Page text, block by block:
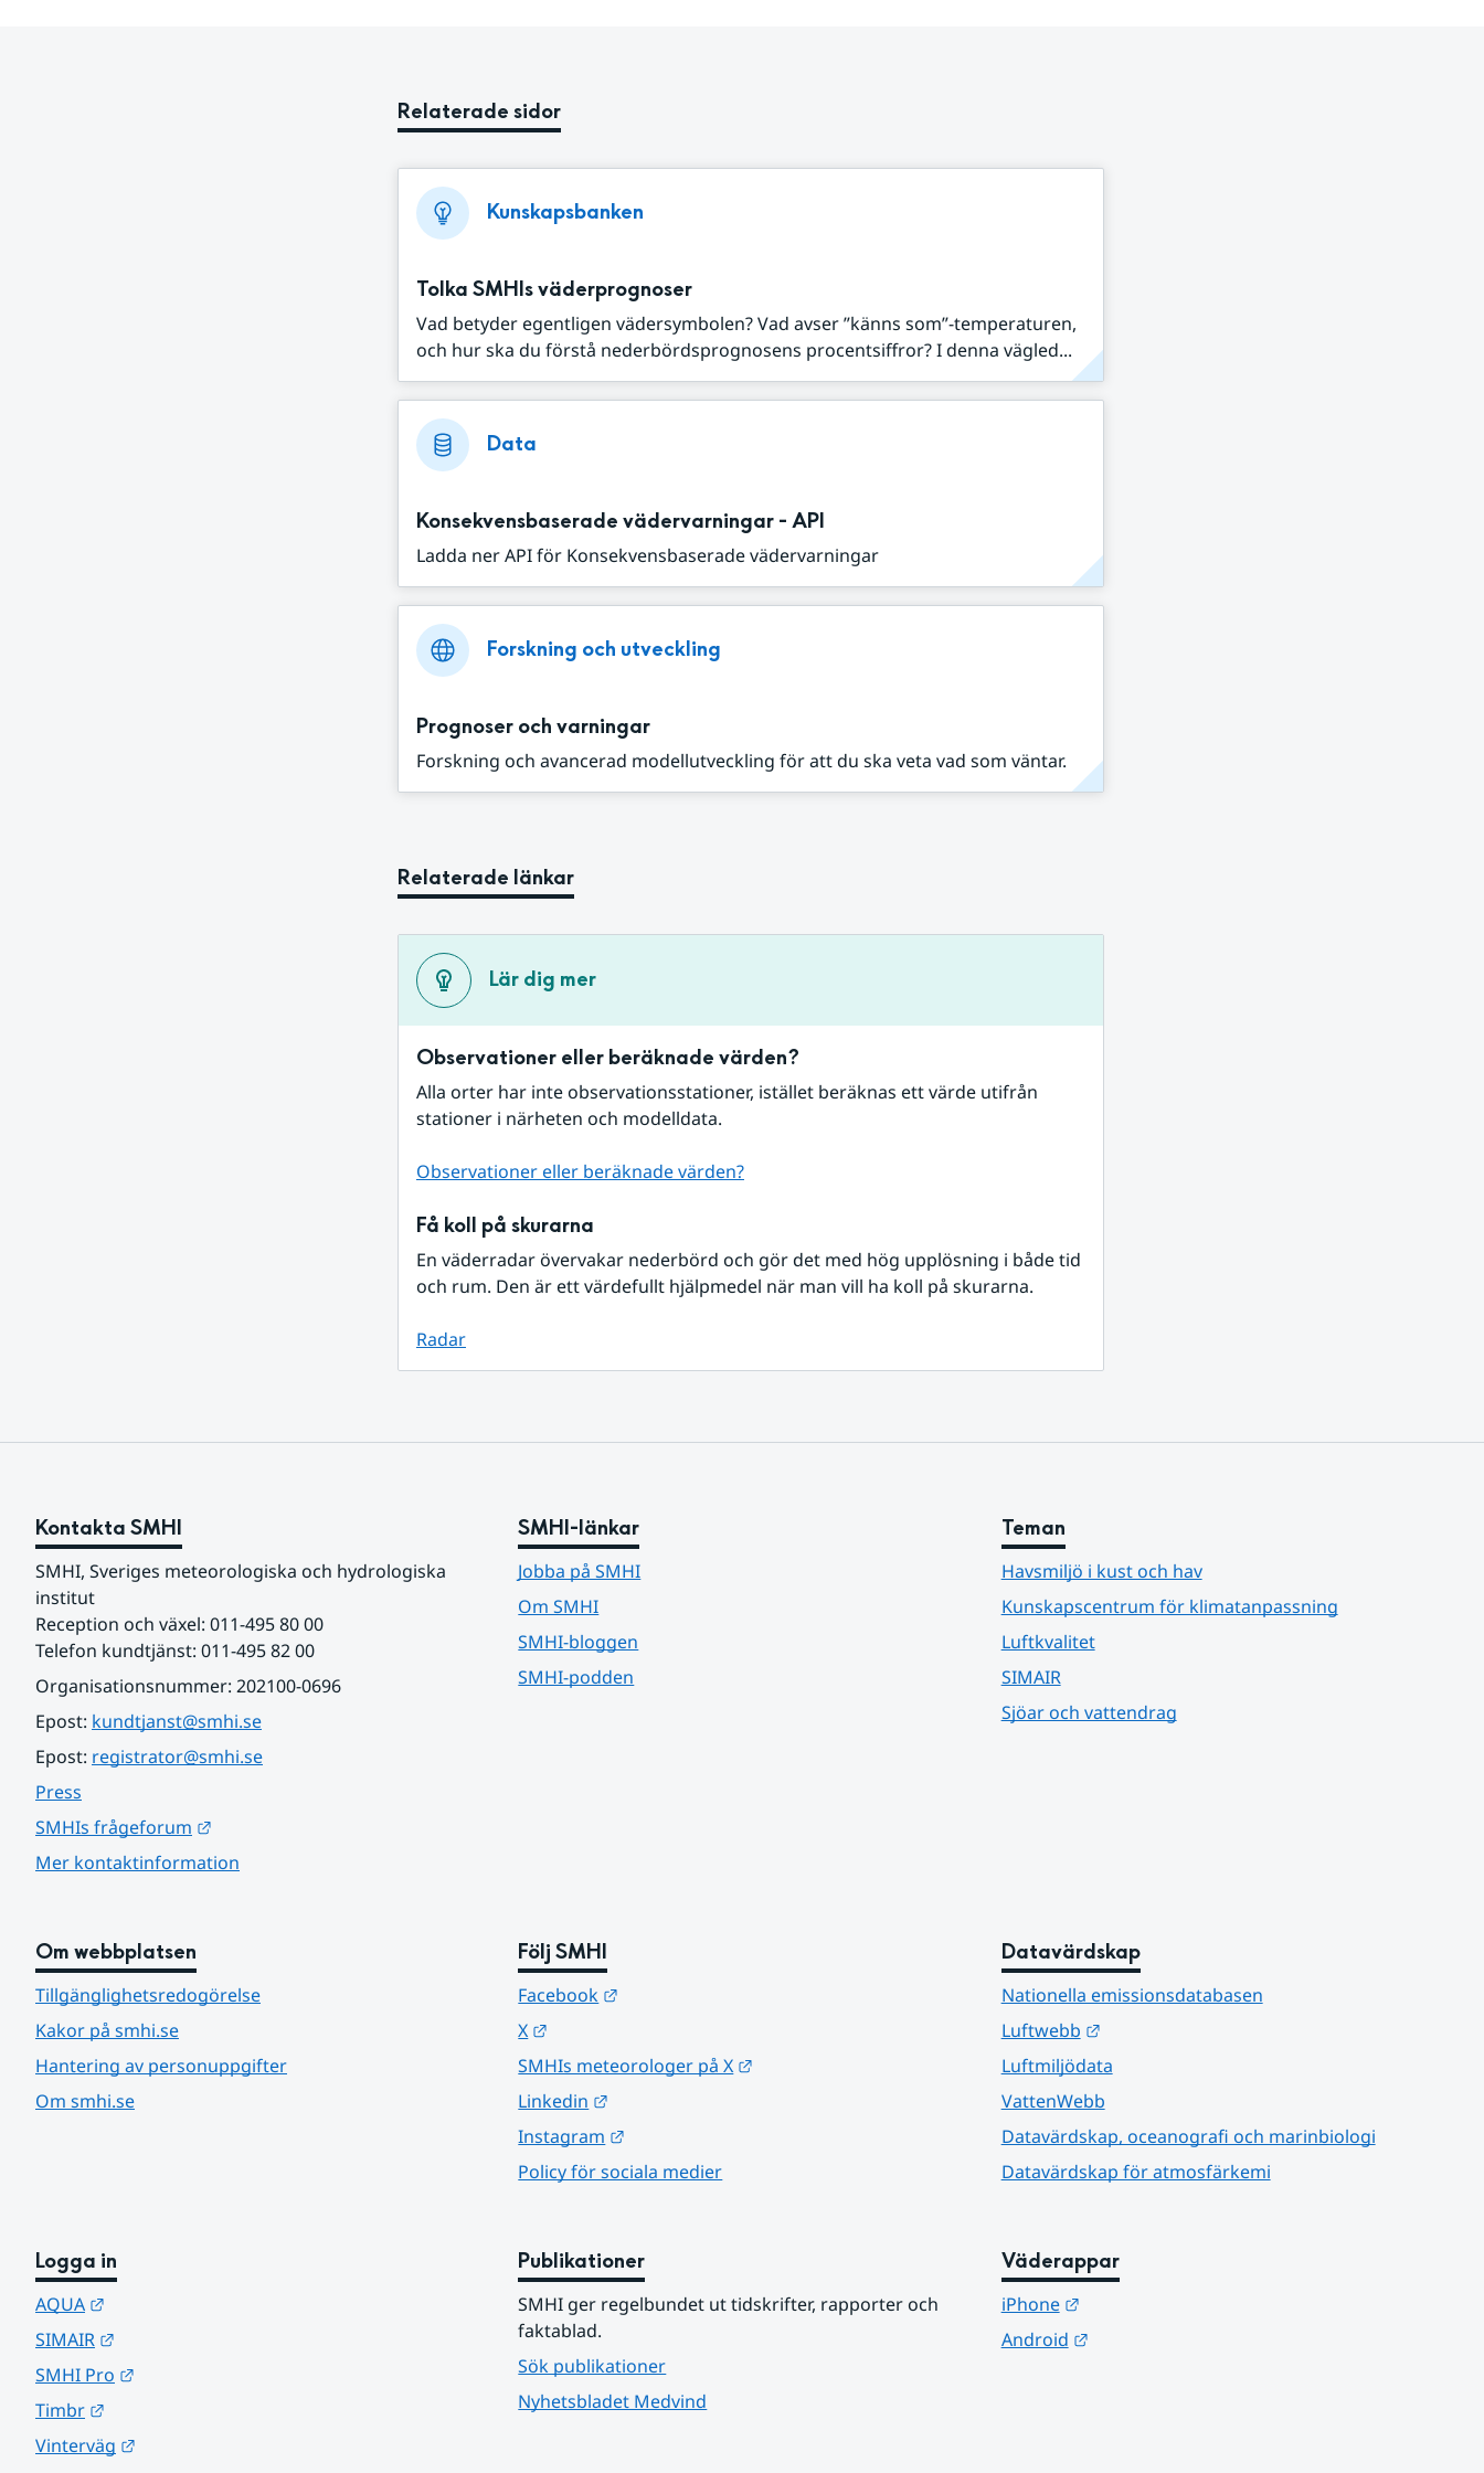
Relaterade sidor
Kunskapsbanken
Tolka SMHIs väderprognoser
Vad betyder egentligen vädersymbolen? Vad avser ”känns som”-temperaturen,
och hur ska du förstå nederbördsprognosens procentsiffror? I denna vägled...
Data
Konsekvensbaserade vädervarningar - API
Ladda ner API för Konsekvensbaserade vädervarningar
Forskning och utveckling
Prognoser och varningar
Forskning och avancerad modellutveckling för att du ska veta vad som väntar.
Relaterade länkar
Lär dig mer
Observationer eller beräknade värden?
Alla orter har inte observationsstationer, istället beräknas ett värde utifrån
stationer i närheten och modelldata.
Observationer eller beräknade värden?
Få koll på skurarna
En väderradar övervakar nederbörd och gör det med hög upplösning i både tid
och rum. Den är ett värdefullt hjälpmedel när man vill ha koll på skurarna.
Radar
Kontakta SMHI
SMHI, Sveriges meteorologiska och hydrologiska
institut
Reception och växel: 011-495 80 00
Telefon kundtjänst: 011-495 82 00
Organisationsnummer: 202100-0696
Epost: kundtjanst@smhi.se
Epost: registrator@smhi.se
Press
SMHIs frågeforum
Mer kontaktinformation
SMHI-länkar
Jobba på SMHI
Om SMHI
SMHI-bloggen
SMHI-podden
Teman
Havsmiljö i kust och hav
Kunskapscentrum för klimatanpassning
Luftkvalitet
SIMAIR
Sjöar och vattendrag
Om webbplatsen
Tillgänglighetsredogörelse
Kakor på smhi.se
Hantering av personuppgifter
Om smhi.se
Följ SMHI
Facebook
X
SMHIs meteorologer på X
Linkedin
Instagram
Policy för sociala medier
Datavärdskap
Nationella emissionsdatabasen
Luftwebb
Länk till annan webbplats.
Luftmiljödata
VattenWebb
Datavärdskap, oceanografi och marinbiologi
Datavärdskap för atmosfärkemi
Logga in
AQUA
SIMAIR
SMHI Pro
Timbr
Vinterväg
Publikationer
SMHI ger regelbundet ut tidskrifter, rapporter och
faktablad.
Sök publikationer
Nyhetsbladet Medvind
Väderappar
iPhone
Länk till annan webbplats.
Android
Länk till annan webbplats.